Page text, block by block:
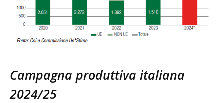
Campagna produttiva italiana
2024/25